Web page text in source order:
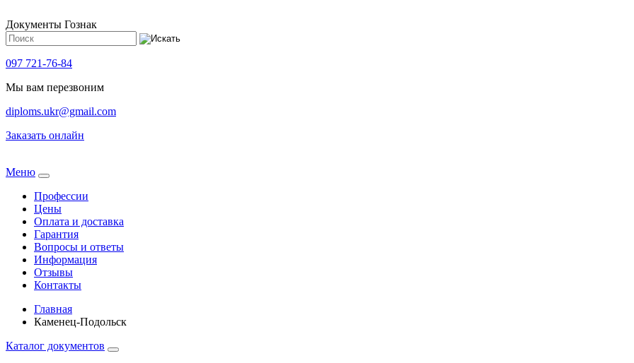
Документы Гознак
097 721-76-84
Мы вам перезвоним
diploms.ukr@gmail.com
Заказать онлайн
Meню
Профессии
Цены
Оплата и доставка
Гарантия
Вопросы и ответы
Информация
Отзывы
Контакты
Главная
Каменец-Подольск
Каталог документов